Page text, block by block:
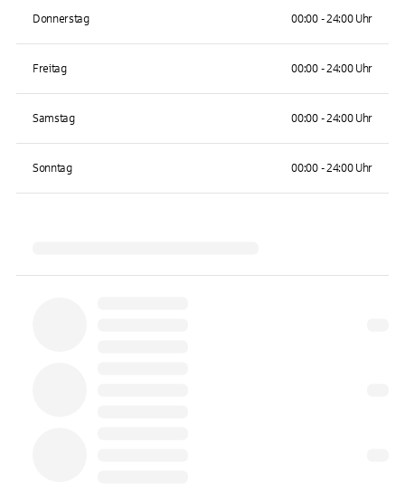
Donnerstag 00:00 - 24:00 Uhr
Freitag 00:00 - 24:00 Uhr
Samstag 00:00 - 24:00 Uhr
Sonntag 00:00 - 24:00 Uhr